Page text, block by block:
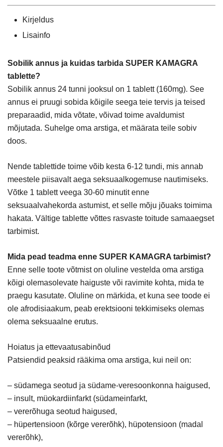
100mg)
Kirjeldus
Lisainfo
Sobilik annus ja kuidas tarbida SUPER KAMAGRA
tablette?
Sobilik annus 24 tunni jooksul on 1 tablett (160mg). See
annus ei pruugi sobida kõigile seega teie tervis ja teised
preparaadid, mida võtate, võivad toime avaldumist
mõjutada. Suhelge oma arstiga, et määrata teile sobiv
doos.
Nende tablettide toime võib kesta 6-12 tundi, mis annab
meestele piisavalt aega seksuaalkogemuse nautimiseks.
Võtke 1 tablett veega 30-60 minutit enne
seksuaalvahekorda astumist, et selle mõju jõuaks toimima
hakata. Vältige tablette võttes rasvaste toitude samaaegset
tarbimist.
Mida pead teadma enne SUPER KAMAGRA tarbimist?
Enne selle toote võtmist on oluline vestelda oma arstiga
kõigi olemasolevate haiguste või ravimite kohta, mida te
praegu kasutate. Oluline on märkida, et kuna see toode ei
ole afrodisiaakum, peab erektsiooni tekkimiseks olemas
olema seksuaalne erutus.
Hoiatus ja ettevaatusabinõud
Patsiendid peaksid rääkima oma arstiga, kui neil on:
– südamega seotud ja südame-veresoonkonna haigused,
– insult, müokardiinfarkt (südameinfarkt,
– vererõhuga seotud haigused,
– hüpertensioon (kõrge vererõhk), hüpotensioon (madal
vererõhk),